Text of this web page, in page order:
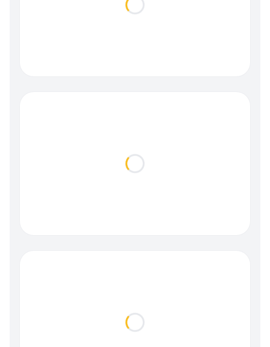
Loading...
Loading...
Loading...